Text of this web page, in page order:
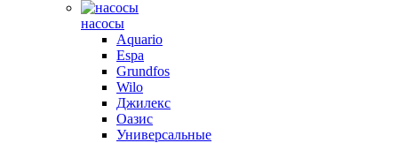
насосы
Aquario
Espa
Grundfos
Wilo
Джилекс
Оазис
Универсальные